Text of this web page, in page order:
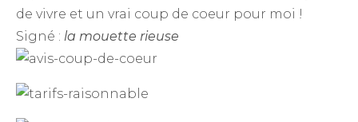
de vivre et un vrai coup de coeur pour moi !
Signé : la mouette rieuse